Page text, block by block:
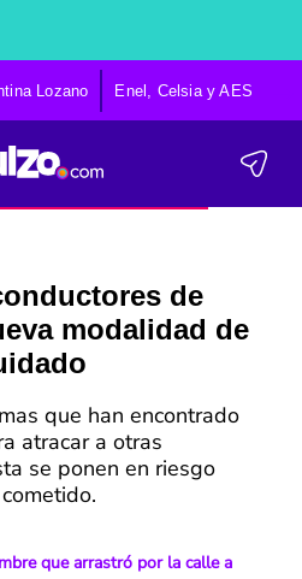
Lozano Enel, Celsia y AES
de
modalidad de
que han encontrado
atracar a otras
se ponen en riesgo
que arrastró por la calle a